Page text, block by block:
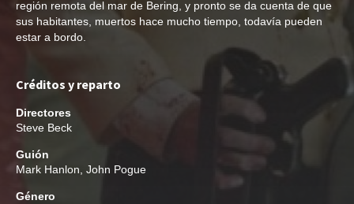
región remota del mar de Bering, y pronto se da cuenta de que
sus habitantes, muertos hace mucho tiempo, todavía pueden
estar a bordo.
Créditos y reparto
Directores
Steve Beck
Guión
Mark Hanlon John Pogue
Género